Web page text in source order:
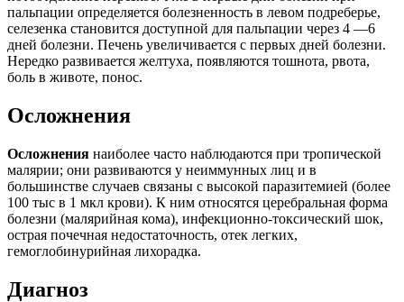
пальпации определяется болезненность в левом подреберье,
селезенка становится доступной для пальпации через 4 —6
дней болезни. Печень увеличивается с первых дней болезни.
Нередко развивается желтуха, появляются тошнота, рвота,
боль в животе, понос.
Осложнения
Осложнения наиболее часто наблюдаются при тропической
малярии; они развиваются у неиммунных лиц и в
большинстве случаев связаны с высокой паразитемией (более
100 тыс в 1 мкл крови). К ним относятся церебральная форма
болезни (малярийная кома), инфекционно-токсический шок,
острая почечная недостаточность, отек легких,
гемоглобинурийная лихорадка.
Диагноз